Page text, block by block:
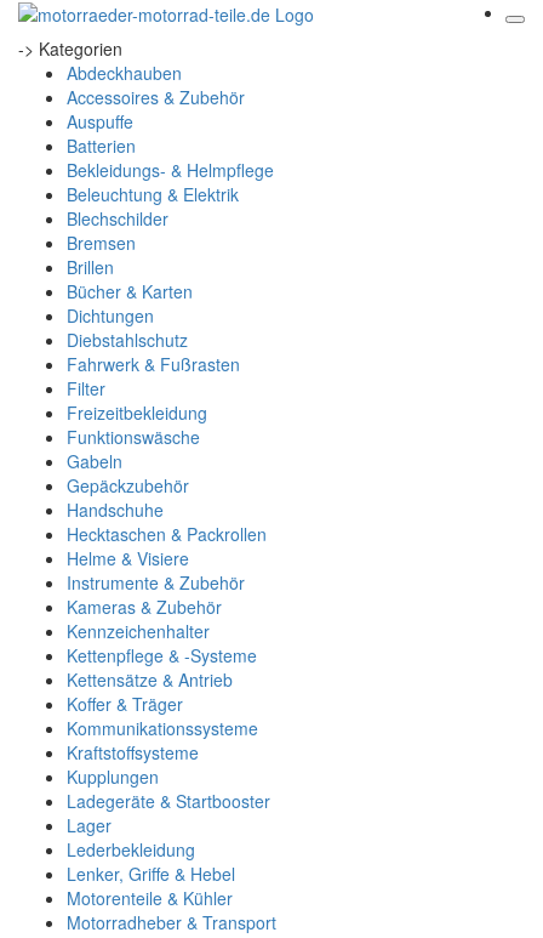
-> Kategorien
Abdeckhauben
Accessoires & Zubehör
Auspuffe
Batterien
Bekleidungs- & Helmpflege
Beleuchtung & Elektrik
Blechschilder
Bremsen
Brillen
Bücher & Karten
Dichtungen
Diebstahlschutz
Fahrwerk & Fußrasten
Filter
Freizeitbekleidung
Funktionswäsche
Gabeln
Gepäckzubehör
Handschuhe
Hecktaschen & Packrollen
Helme & Visiere
Instrumente & Zubehör
Kameras & Zubehör
Kennzeichenhalter
Kettenpflege & -Systeme
Kettensätze & Antrieb
Koffer & Träger
Kommunikationssysteme
Kraftstoffsysteme
Kupplungen
Ladegeräte & Startbooster
Lager
Lederbekleidung
Lenker, Griffe & Hebel
Motorenteile & Kühler
Motorradheber & Transport